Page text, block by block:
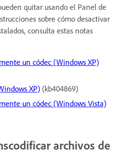
quitar usando el Panel de
sobre cómo desactivar
consulta estas notas
un códec (Windows XP)
XP) (kb404869)
un códec (Windows Vista)
archivos de